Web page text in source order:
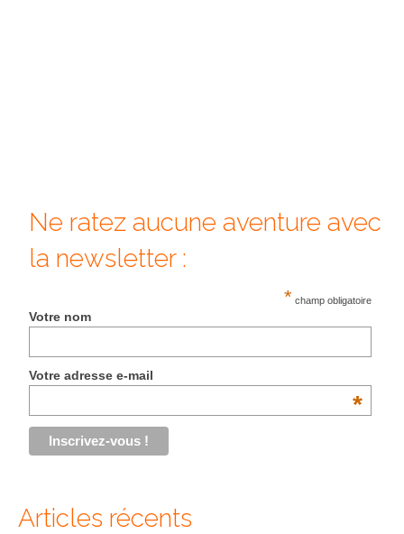
France
La Réunion
Saint-Malo
Vendée
Berlin
Ne ratez aucune aventure avec
la newsletter :
* champ obligatoire
Votre nom
Votre adresse e-mail
*
Articles récents